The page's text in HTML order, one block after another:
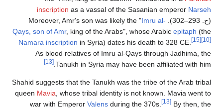
inscription as a vassal of the Sasanian emperor Narseh
(ح ). Moreover, Amr's son was likely the "
Imru al-
Qays, son of Amr, king of the Arabs", whose Arabic epitaph (the
Namara inscription in Syria) dates his death to 328 CE. [15] [10]
As blood relatives of Imru al-Qays through Jadhima, the
Tanukh in Syria may have been affiliated with him.
[13]
Shahid suggests that the Tanukh was the tribe of the Arab tribal
queen Mavia , whose tribal identity is not known. Mavia went to
war with Emperor Valens during the 370s. [13] By then, the